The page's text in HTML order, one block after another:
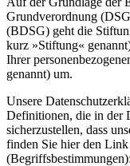
Grundverordnung
(BDSG) geht die
kurz »Stiftung«
Ihrer
genannt) um.
Unsere
Definitionen, die in der
sicherzustellen, dass
finden Sie hier den
(Begriffsbestimmungen):